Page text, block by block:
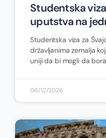
Studentska
uputstva na
Studentska viza za
državljanima zemalja
uniji da bi mogli da
06/12/2026